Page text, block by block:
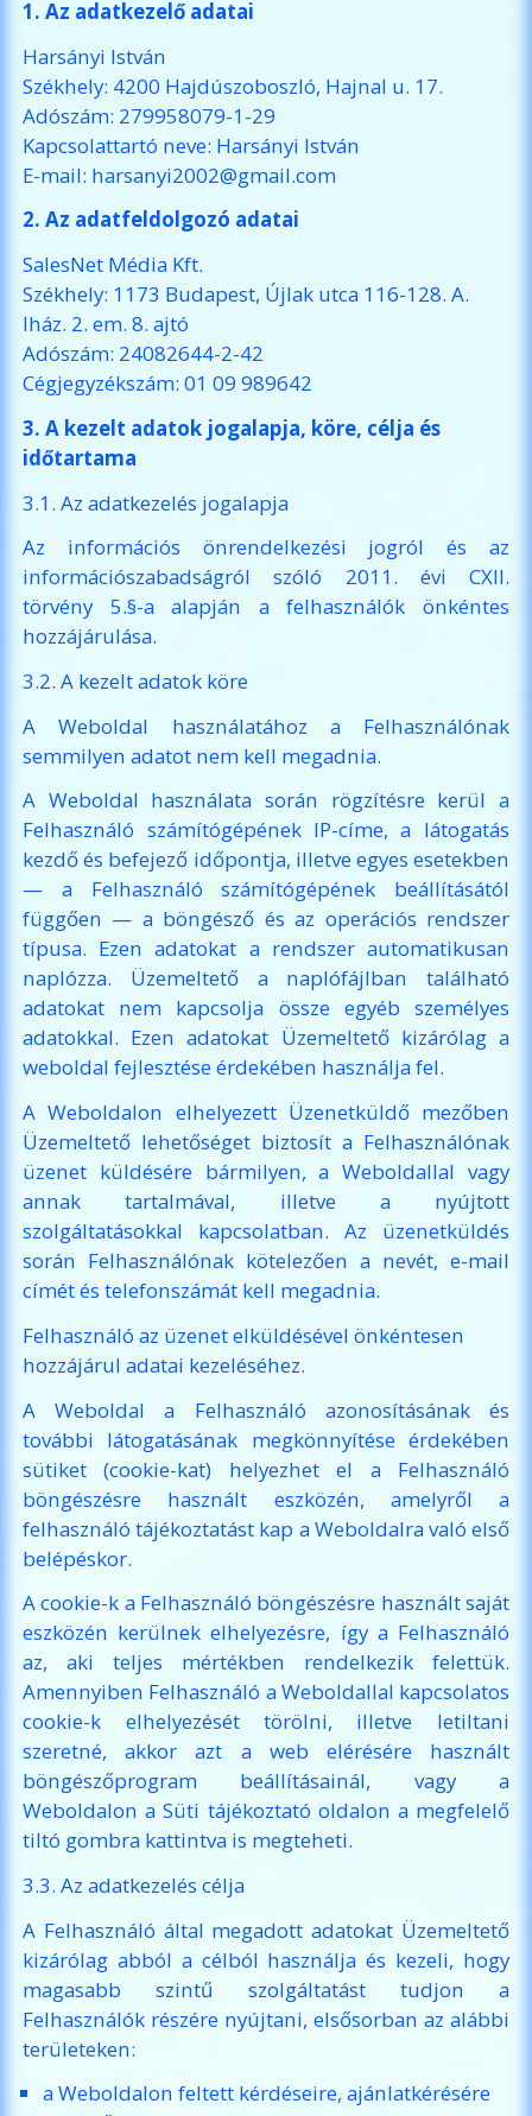
1. Az adatkezelő adatai
Harsányi István
Székhely: 4200 Hajdúszoboszló, Hajnal u. 17.
Adószám: 279958079-1-29
Kapcsolattartó neve: Harsányi István
E-mail: harsanyi2002@gmail.com
2. Az adatfeldolgozó adatai
SalesNet Média Kft.
Székhely: 1173 Budapest, Újlak utca 116-128. A.
lház. 2. em. 8. ajtó
Adószám: 24082644-2-42
Cégjegyzékszám: 01 09 989642
3. A kezelt adatok jogalapja, köre, célja és
időtartama
3.1. Az adatkezelés jogalapja
Az információs önrendelkezési jogról és az
információszabadságról szóló 2011. évi CXII.
törvény 5.§-a alapján a felhasználók önkéntes
hozzájárulása.
3.2. A kezelt adatok köre
A Weboldal használatához a Felhasználónak
semmilyen adatot nem kell megadnia.
A Weboldal használata során rögzítésre kerül a
Felhasználó számítógépének IP-címe, a látogatás
kezdő és befejező időpontja, illetve egyes esetekben
— a Felhasználó számítógépének beállításától
függően — a böngésző és az operációs rendszer
típusa. Ezen adatokat a rendszer automatikusan
naplózza. Üzemeltető a naplófájlban található
adatokat nem kapcsolja össze egyéb személyes
adatokkal. Ezen adatokat Üzemeltető kizárólag a
weboldal fejlesztése érdekében használja fel.
A Weboldalon elhelyezett Üzenetküldő mezőben
Üzemeltető lehetőséget biztosít a Felhasználónak
üzenet küldésére bármilyen, a Weboldallal vagy
annak tartalmával, illetve a nyújtott
szolgáltatásokkal kapcsolatban. Az üzenetküldés
során Felhasználónak kötelezően a nevét, e-mail
címét és telefonszámát kell megadnia.
Felhasználó az üzenet elküldésével önkéntesen
hozzájárul adatai kezeléséhez.
A Weboldal a Felhasználó azonosításának és
további látogatásának megkönnyítése érdekében
sütiket (cookie-kat) helyezhet el a Felhasználó
böngészésre használt eszközén, amelyről a
felhasználó tájékoztatást kap a Weboldalra való első
belépéskor.
A cookie-k a Felhasználó böngészésre használt saját
eszközén kerülnek elhelyezésre, így a Felhasználó
az, aki teljes mértékben rendelkezik felettük.
Amennyiben Felhasználó a Weboldallal kapcsolatos
cookie-k elhelyezését törölni, illetve letiltani
szeretné, akkor azt a web elérésére használt
böngészőprogram beállításainál, vagy a
Weboldalon a Süti tájékoztató oldalon a megfelelő
tiltó gombra kattintva is megteheti.
3.3. Az adatkezelés célja
A Felhasználó által megadott adatokat Üzemeltető
kizárólag abból a célból használja és kezeli, hogy
magasabb szintű szolgáltatást tudjon a
Felhasználók részére nyújtani, elsősorban az alábbi
területeken:
a Weboldalon feltett kérdéseire, ajánlatkérésére